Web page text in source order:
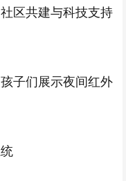
区共建与科技支持
子们展示夜间红外